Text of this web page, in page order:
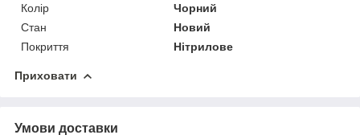
Колір
Чорний
Стан
Новий
Покриття
Нітрилове
Приховати
Умови доставки